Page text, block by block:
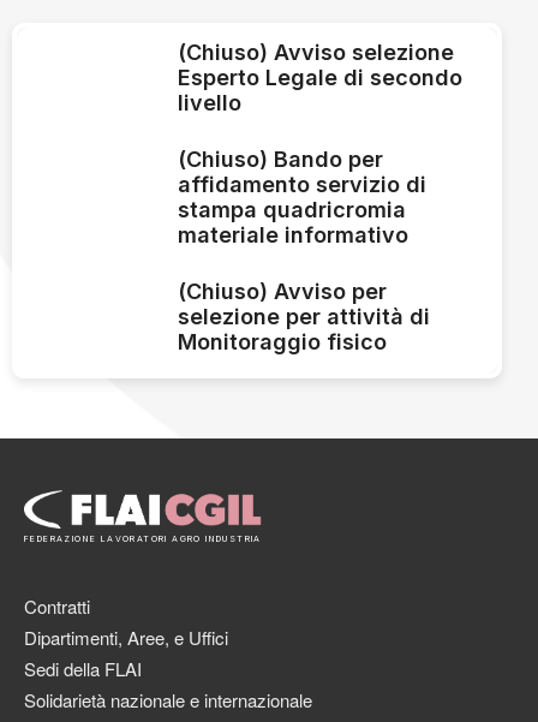
(Chiuso) Avviso selezione
Esperto Legale di secondo
livello
(Chiuso) Bando per
affidamento servizio di
stampa quadricromia
materiale informativo
(Chiuso) Avviso per
selezione per attività di
Monitoraggio fisico
FEDERAZIONE LAVORATORI AGRO INDUSTRIA
Contratti
Dipartimenti, Aree, e Uffici
Sedi della FLAI
Solidarietà nazionale e internazionale